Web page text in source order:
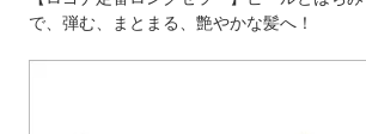
で、弾む、まとまる、艶やかな髪へ！